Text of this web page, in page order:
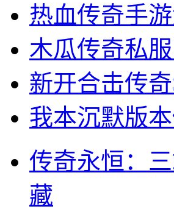
热血传奇手
木瓜传奇私
新开合击传
我本沉默版
传奇永恒：
藏